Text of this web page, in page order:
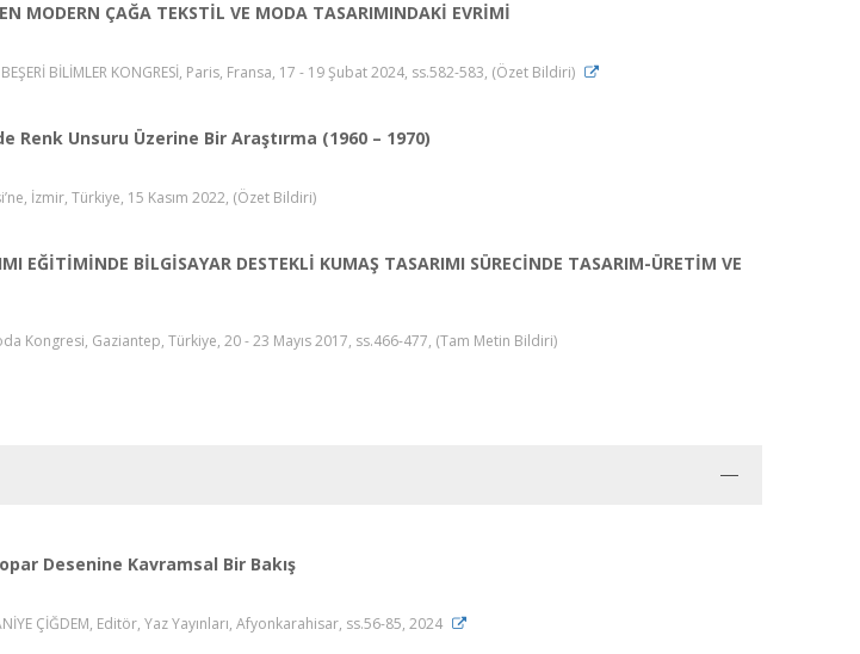
MODERN ÇAĞA TEKSTİL VE MODA TASARIMINDAKİ EVRİMİ
BEŞERİ BİLİMLER KONGRESİ, Paris, Fransa, 17 - 19 Şubat 2024, ss.582-583, (Özet Bildiri)
Renk Unsuru Üzerine Bir Araştırma (1960 – 1970)
İzmir, Türkiye, 15 Kasım 2022, (Özet Bildiri)
EĞİTİMİNDE BİLGİSAYAR DESTEKLİ KUMAŞ TASARIMI SÜRECİNDE TASARIM-ÜRETİM VE
Kongresi, Gaziantep, Türkiye, 20 - 23 Mayıs 2017, ss.466-477, (Tam Metin Bildiri)
Desenine Kavramsal Bir Bakış
ÇİĞDEM, Editör, Yaz Yayınları, Afyonkarahisar, ss.56-85, 2024